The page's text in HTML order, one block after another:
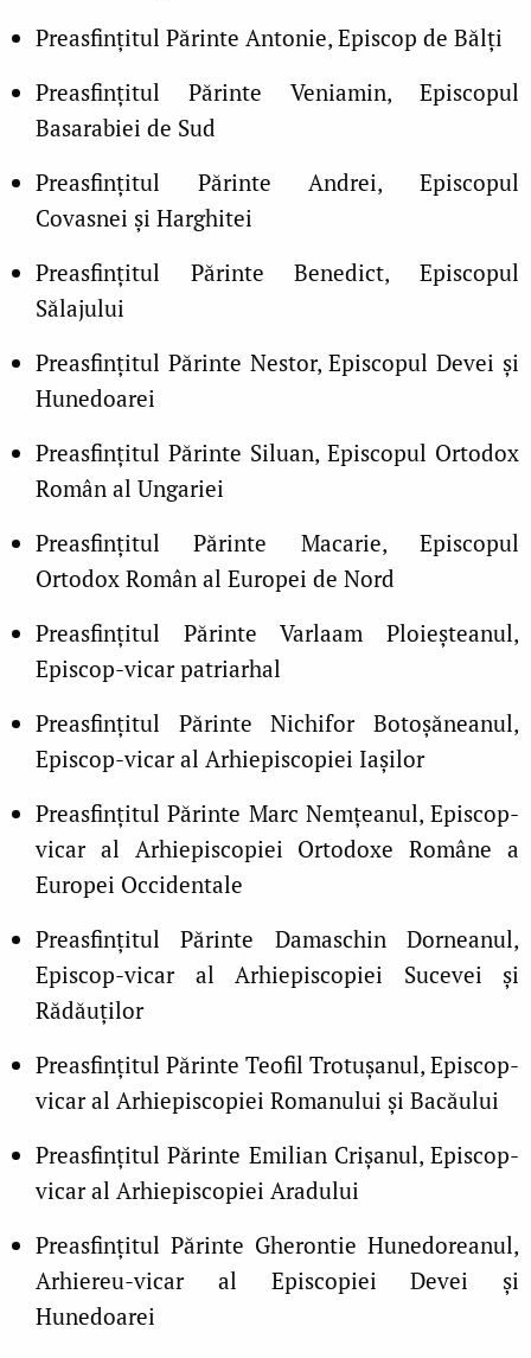
Preasfinţitul Părinte Antonie, Episcop de Bălți
Preasfinţitul Părinte Veniamin, Episcopul
Basarabiei de Sud
Preasfinţitul Părinte Andrei, Episcopul
Covasnei şi Harghitei
Preasfinţitul Părinte Benedict, Episcopul
Sălajului
Preasfinţitul Părinte Nestor, Episcopul Devei şi
Hunedoarei
Preasfinţitul Părinte Siluan, Episcopul Ortodox
Român al Ungariei
Preasfinţitul Părinte Macarie, Episcopul
Ortodox Român al Europei de Nord
Preasfinţitul Părinte Varlaam Ploieşteanul,
Episcop-vicar patriarhal
Preasfinţitul Părinte Nichifor Botoşăneanul,
Episcop-vicar al Arhiepiscopiei Iaşilor
Preasfinţitul Părinte Marc Nemţeanul, Episcop-
vicar al Arhiepiscopiei Ortodoxe Române a
Europei Occidentale
Preasfinţitul Părinte Damaschin Dorneanul,
Episcop-vicar al Arhiepiscopiei Sucevei și
Rădăuților
Preasfinţitul Părinte Teofil Trotuşanul, Episcop-
vicar al Arhiepiscopiei Romanului şi Bacăului
Preasfinţitul Părinte Emilian Crişanul, Episcop-
vicar al Arhiepiscopiei Aradului
Preasfinţitul Părinte Gherontie Hunedoreanul,
Arhiereu-vicar al Episcopiei Devei şi
Hunedoarei